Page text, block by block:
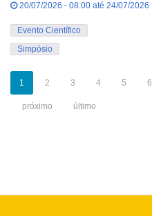
20/07/2026 - 08:00 até 24/07/2026
Evento Científico
Simpósio
1 2 3 4 5 6
próximo último